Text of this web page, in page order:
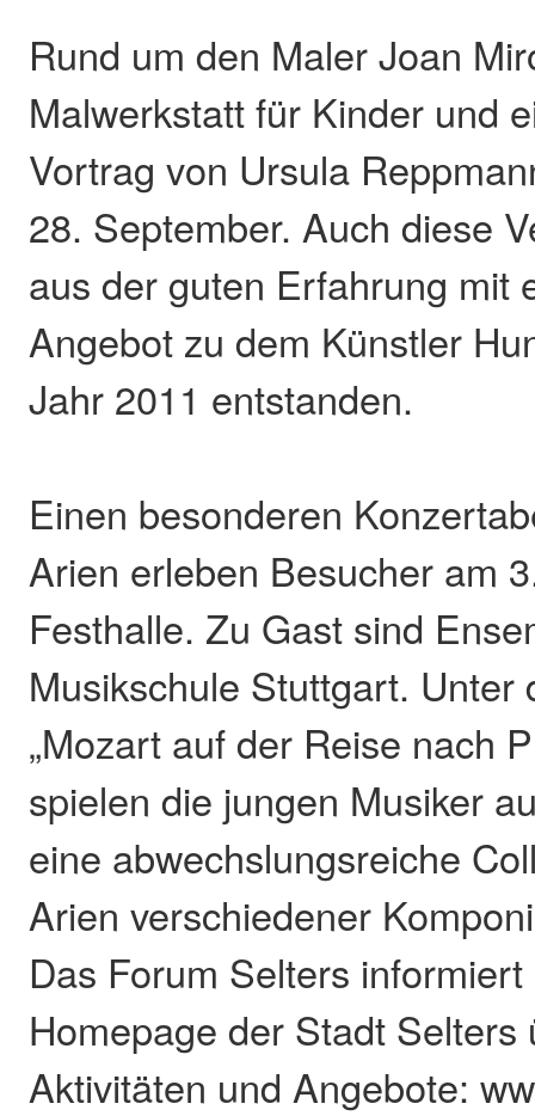
Rund um den Maler Joan
Malwerkstatt für Kinder und
Vortrag von Ursula
28. September. Auch diese
aus der guten Erfahrung mit
Angebot zu dem Künstler
Jahr 2011 entstanden.
Einen besonderen
Arien erleben Besucher am
Festhalle. Zu Gast sind
Musikschule Stuttgart. Unter
„Mozart auf der Reise nach
spielen die jungen Musiker
eine abwechslungsreiche
Arien verschiedener
Das Forum Selters
Homepage der Stadt Selters
Aktivitäten und Angebote: